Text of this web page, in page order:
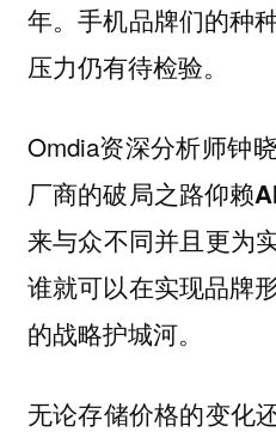
年。手机品牌们的种
压力仍有待检验。
Omdia资深分析师钟
厂商的破局之路仰赖
来与众不同并且更为
谁就可以在实现品牌
的战略护城河。
无论存储价格的变化